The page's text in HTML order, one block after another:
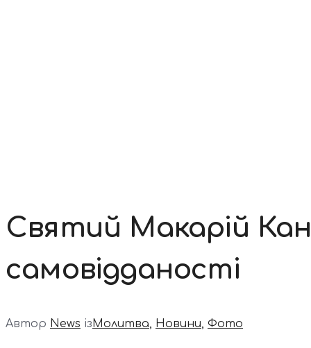
Святий Макарій
самовідданості
Автор News ізМолитва, Новини, Фото